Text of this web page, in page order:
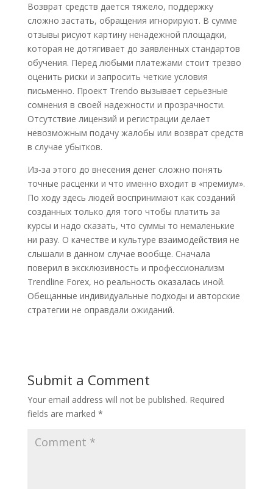
Возврат средств дается тяжело, поддержку
сложно застать, обращения игнорируют. В сумме
отзывы рисуют картину ненадежной площадки,
которая не дотягивает до заявленных стандартов
обучения. Перед любыми платежами стоит трезво
оценить риски и запросить четкие условия
письменно. Проект Trendo вызывает серьезные
сомнения в своей надежности и прозрачности.
Отсутствие лицензий и регистрации делает
невозможным подачу жалобы или возврат средств
в случае убытков.
Из‑за этого до внесения денег сложно понять
точные расценки и что именно входит в «премиум».
По ходу здесь людей воспринимают как созданий
созданных только для того чтобы платить за
курсы и надо сказать, что суммы то немаленькие
ни разу. О качестве и культуре взаимодействия не
слышали в данном случае вообще. Сначала
поверил в эксклюзивность и профессионализм
Trendline Forex, но реальность оказалась иной.
Обещанные индивидуальные подходы и авторские
стратегии не оправдали ожиданий.
Submit a Comment
Your email address will not be published. Required
fields are marked *